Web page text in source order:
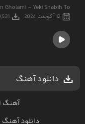
Gholami - Yeki Shabih To
12 آگوست 2024 29,531
دانلود آهنگ
آهنگ
دانلود آهنگ